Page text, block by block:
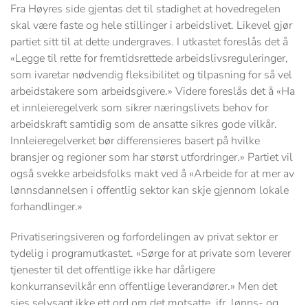
Fra Høyres side gjentas det til stadighet at hovedregelen
skal være faste og hele stillinger i arbeidslivet. Likevel gjør
partiet sitt til at dette undergraves. I utkastet foreslås det å
«Legge til rette for fremtidsrettede arbeidslivsreguleringer,
som ivaretar nødvendig fleksibilitet og tilpasning for så vel
arbeidstakere som arbeidsgivere.» Videre foreslås det å «Ha
et innleieregelverk som sikrer næringslivets behov for
arbeidskraft samtidig som de ansatte sikres gode vilkår.
Innleieregelverket bør differensieres basert på hvilke
bransjer og regioner som har størst utfordringer.» Partiet vil
også svekke arbeidsfolks makt ved å «Arbeide for at mer av
lønnsdannelsen i offentlig sektor kan skje gjennom lokale
forhandlinger.»
Privatiseringsiveren og forfordelingen av privat sektor er
tydelig i programutkastet. «Sørge for at private som leverer
tjenester til det offentlige ikke har dårligere
konkurransevilkår enn offentlige leverandører.» Men det